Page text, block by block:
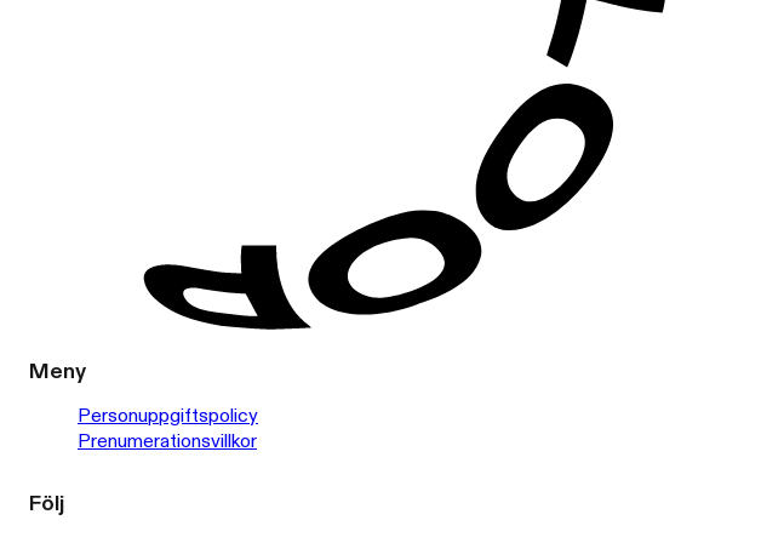
Meny
Personuppgiftspolicy
Prenumerationsvillkor
Följ